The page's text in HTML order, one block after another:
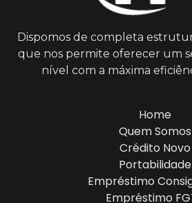
Dispomos de completa
que nos permite oferecer um
nível com a máxima
Home
Quem Somos
Crédito Novo
Portabilidade
Empréstimo
Empréstimo